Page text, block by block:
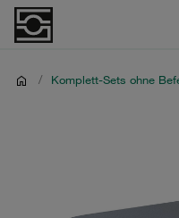
/ Komplett-Sets ohne